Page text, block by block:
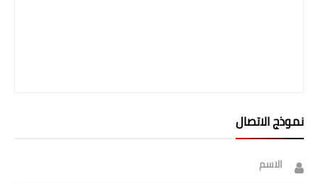
نموذج الاتصال
الاسم